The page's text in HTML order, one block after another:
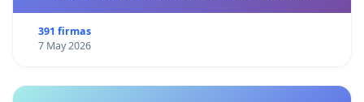
391 firmas
7 May 2026